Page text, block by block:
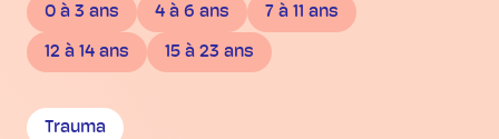
0 à 3 ans 4 à 6 ans 7 à 11 ans
12 à 14 ans 15 à 23 ans
Trauma